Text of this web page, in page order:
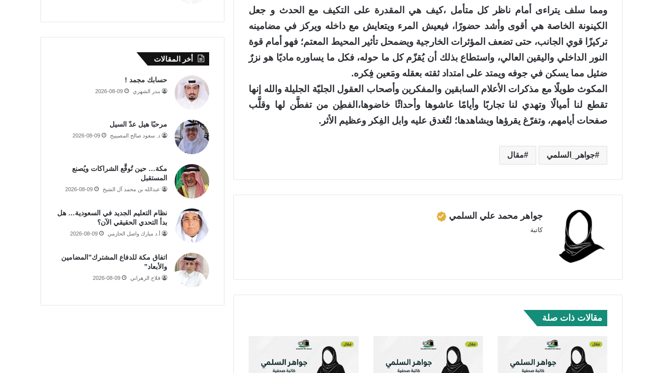
ومما سلف يتراءى أمام ناظر كل متأمل ،كيف هي المقدرة على التكيف مع الحدث و جعل
الكينونة الخاصة هي أقوى وأشد حضورًا، فيعيش المرء ويتعايش مع داخله ويركز في مضامينه
تركيزًا قوي الجانب، حتى تضعف المؤثرات الخارجية ويضمحل تأثير المحيط المعتم؛ فهو أمام قوة
النور الداخلي واليقين العالي، واستطاع بذلك أن يُقزّم كل ما حوله، فكل ما يساوره ماديًا هو نزرٌ
ضئيل مما يسكن في جوفه ويمتد على امتداد ثقته بعقله ومَعين فِكره.
المكوث طويلًا مع مذكرات الأعلام السابقين والمفكرين وأصحاب العقول الجليّة الجليلة والله إنها
تقطع لنا أميالًا وتهدي لنا تجاربًا وأيامًا عاشوها وأحداثًا خاضوها،الفطِن من تفطَّن لها وقلَّب
صفحات أيامهم، وتفرّغ يقرؤها ويشاهدها؛ لتُغدق عليه وابل الفِكر وعظيم الأثر.
جواهر_السلمي مقال
جواهر محمد علي السلمي
كاتبة
مقالات ذات صلة
أخر المقالات
حسابك مجمد !
بندر الشهري 2026-08-09
مرحبًا هيل عدّ السيل
د. سعود صالح المصيبيح 2026-08-09
مكة… حين تُوقَّع الشراكات ويُصنع
المستقبل
عبدالله بن محمد آل الشيخ 2026-08-09
نظام التعليم الجديد في السعودية… هل
بدأ التحدي الحقيقي الآن؟
أ.د مبارك واصل الحازمي 2026-08-09
اتفاق مكة للدفاع المشترك”المضامين
والأبعاد”
فلاح الزهراني 2026-08-09